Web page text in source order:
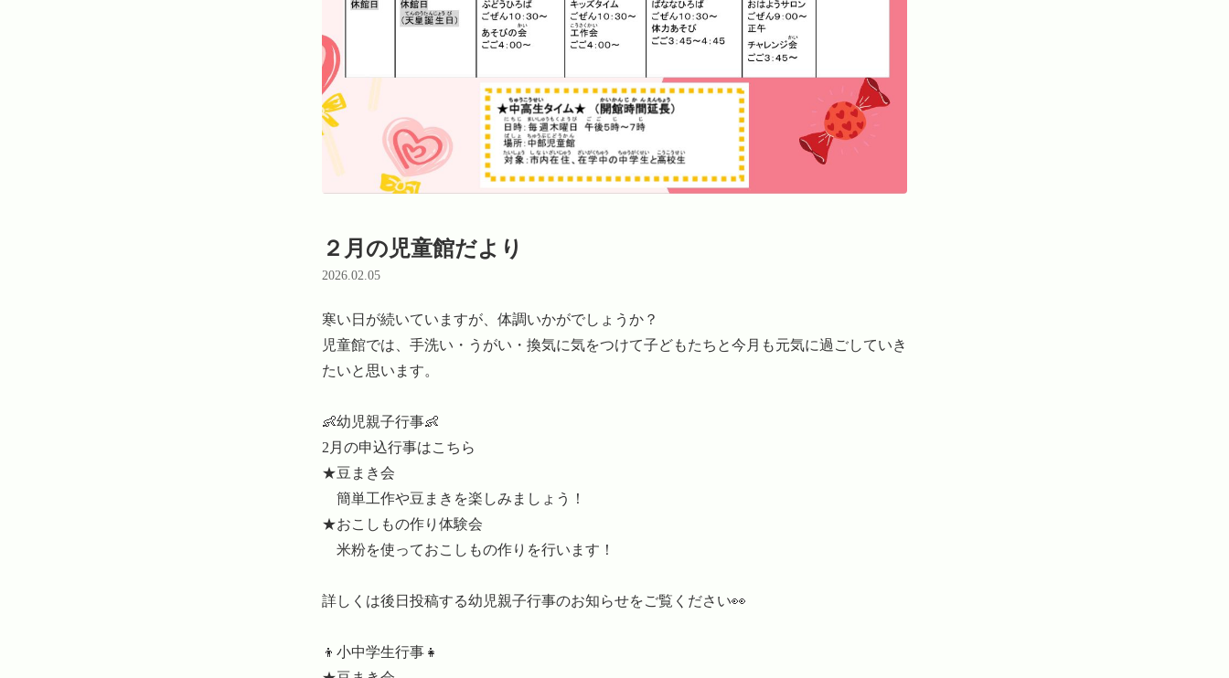
２月の児童館だより
2026.02.05
寒い日が続いていますが、体調いかがでしょうか？
児童館では、手洗い・うがい・換気に気をつけて子どもたちと今月も元気に過ごしていき
たいと思います。
👶幼児親子行事👶
2月の申込行事はこちら
★豆まき会
簡単工作や豆まきを楽しみましょう！
★おこしもの作り体験会
米粉を使っておこしもの作りを行います！
詳しくは後日投稿する幼児親子行事のお知らせをご覧ください👀
👦小中学生行事👧